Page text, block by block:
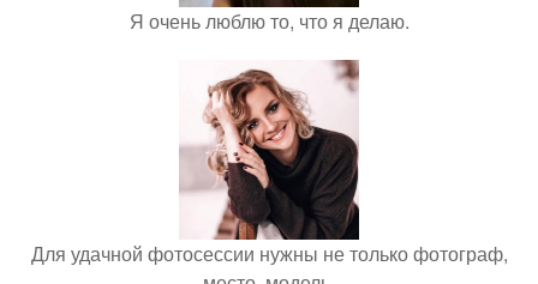
Я очень люблю то, что я делаю.
Для удачной фотосессии нужны не только фотограф,